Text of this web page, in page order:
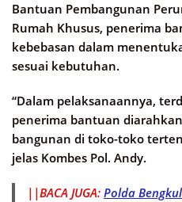
Bantuan Pembangunan
Rumah Khusus, penerima
kebebasan dalam
sesuai kebutuhan.
“Dalam pelaksanaannya,
penerima bantuan
bangunan di toko-toko
jelas Kombes Pol. Andy.
||BACA JUGA: Polda